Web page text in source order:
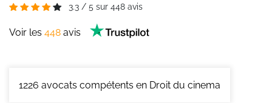
3.3 / 5 sur 448 avis
Voir les 448 avis
1226 avocats compétents en Droit du cinema